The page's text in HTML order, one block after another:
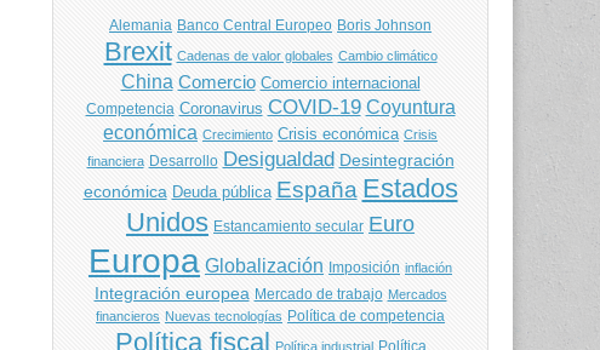
Alemania Banco Central Europeo Boris Johnson
Brexit Cadenas de valor globales Cambio climático
China Comercio Comercio internacional
Competencia Coronavirus COVID-19 Coyuntura
económica Crecimiento Crisis económica Crisis
financiera Desarrollo Desigualdad Desintegración
económica Deuda pública España Estados
Unidos Estancamiento secular Euro
Europa Globalización Imposición inflación
Integración europea Mercado de trabajo Mercados
financieros Nuevas tecnologías Política de competencia
Política fiscal Política industrial Política